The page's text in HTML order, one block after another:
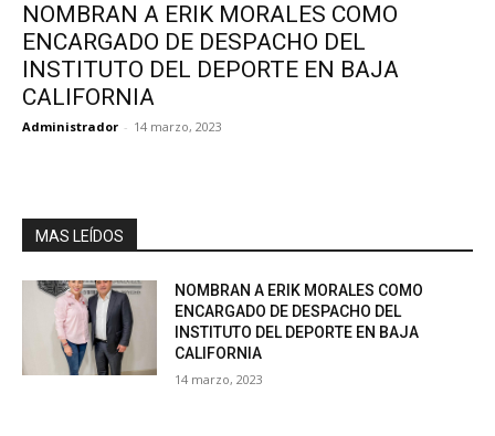
NOMBRAN A ERIK MORALES COMO
ENCARGADO DE DESPACHO DEL
INSTITUTO DEL DEPORTE EN BAJA
CALIFORNIA
Administrador - 14 marzo, 2023
MAS LEÍDOS
NOMBRAN A ERIK MORALES COMO
ENCARGADO DE DESPACHO DEL
INSTITUTO DEL DEPORTE EN BAJA
CALIFORNIA
14 marzo, 2023